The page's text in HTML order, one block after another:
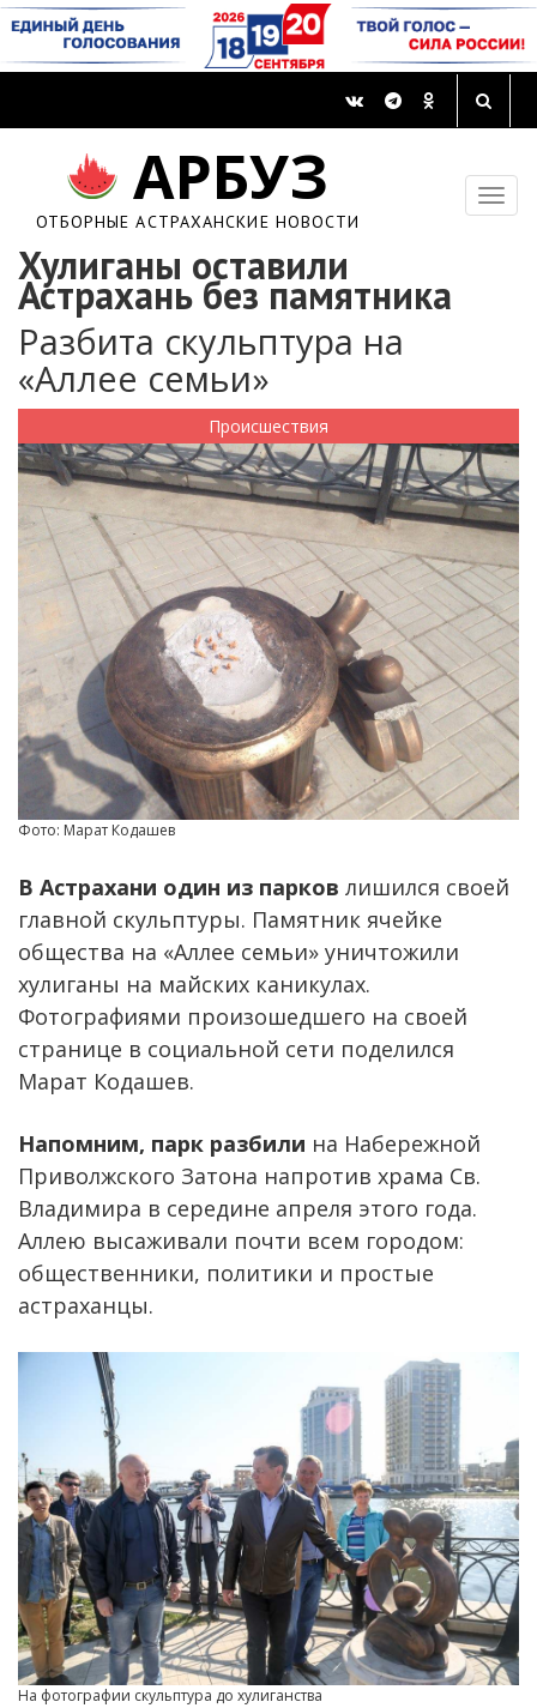
АРБУЗ
ОТБОРНЫЕ АСТРАХАНСКИЕ НОВОСТИ
Хулиганы оставили
Астрахань без памятника
Разбита скульптура на
«Аллее семьи»
Происшествия
Фото: Марат Кодашев
В Астрахани один из парков лишился своей
главной скульптуры. Памятник ячейке
общества на «Аллее семьи» уничтожили
хулиганы на майских каникулах.
Фотографиями произошедшего на своей
странице в социальной сети поделился
Марат Кодашев.
Напомним, парк разбили на Набережной
Приволжского Затона напротив храма Св.
Владимира в середине апреля этого года.
Аллею высаживали почти всем городом:
общественники, политики и простые
астраханцы.
На фотографии скульптура до хулиганства